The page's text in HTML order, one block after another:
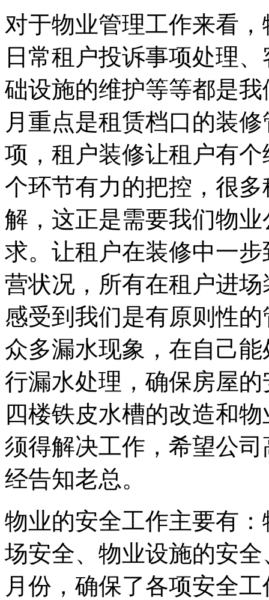
对于物业管理工作来看
日常租户投诉事项处理
础设施的维护等等都是
月重点是租赁档口的装
项，租户装修让租户有
个环节有力的把控，很
解，这正是需要我们物
求。让租户在装修中一
营状况，所有在租户进
感受到我们是有原则性
众多漏水现象，在自己
行漏水处理，确保房屋
四楼铁皮水槽的改造和
须得解决工作，希望公
经告知老总。
物业的安全工作主要有
场安全、物业设施的安
月份，确保了各项安全